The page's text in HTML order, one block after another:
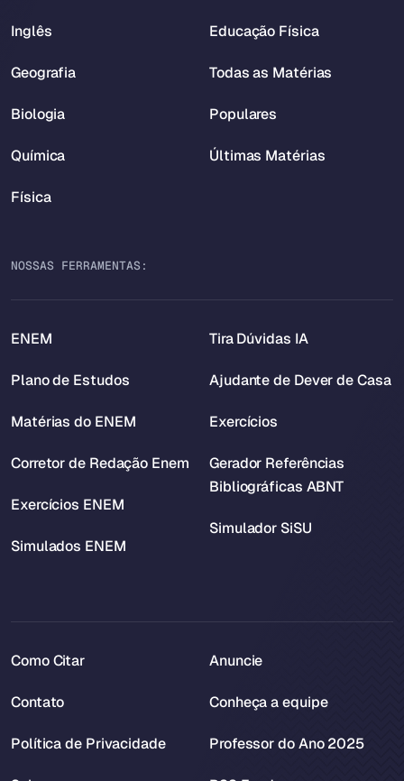
Inglês
Geografia
Biologia
Química
Física
Educação Física
Todas as Matérias
Populares
Últimas Matérias
NOSSAS FERRAMENTAS:
ENEM
Plano de Estudos
Matérias do ENEM
Corretor de Redação Enem
Exercícios ENEM
Simulados ENEM
Tira Dúvidas IA
Ajudante de Dever de Casa
Exercícios
Gerador Referências
Bibliográficas ABNT
Simulador SiSU
Como Citar
Contato
Política de Privacidade
Anuncie
Conheça a equipe
Professor do Ano 2025